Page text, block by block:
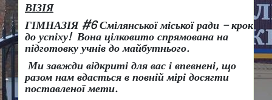
ВІЗІЯ
ГІМНАЗІЯ #6 Смілянської міської ради – крок
до успіху! Вона цілковито спрямована на
підготовку учнів до майбутнього.
Ми завжди відкриті для вас і впевнені, що
разом нам вдасться в повній мірі досягти
поставленої мети.